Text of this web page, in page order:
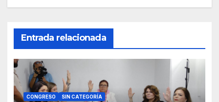
Entrada relacionada
CONGRESO SIN CATEGORÍA